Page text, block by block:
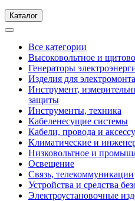
Каталог
Все категории
Высоковольтное и
Генераторы
Изделия для
Инструмент,
защиты
Инструменты, техника
Кабеленесущие системы
Кабели, провода и
Климатические и
Низковольтное и
Освещение
Связь, телекоммуникации
Устройства и средства
Электроустановочные